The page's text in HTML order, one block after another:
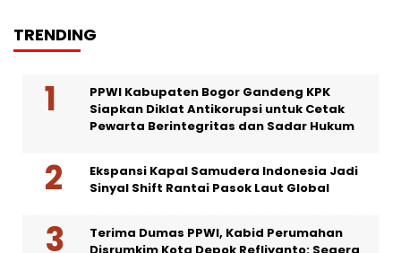
TRENDING
PPWI Kabupaten Bogor Gandeng KPK
Siapkan Diklat Antikorupsi untuk Cetak
Pewarta Berintegritas dan Sadar Hukum
Ekspansi Kapal Samudera Indonesia Jadi
Sinyal Shift Rantai Pasok Laut Global
Terima Dumas PPWI, Kabid Perumahan